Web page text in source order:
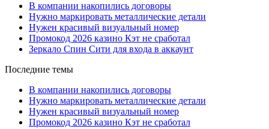
В компании накопились договоры
Нужно маркировать металлические детали
Нужен красивый визуальный номер
Промокод 2026 казино Кэт не сработал
Зеркало Спин Сити для входа в аккаунт
Последние темы
В компании накопились договоры
Нужно маркировать металлические детали
Нужен красивый визуальный номер
Промокод 2026 казино Кэт не сработал